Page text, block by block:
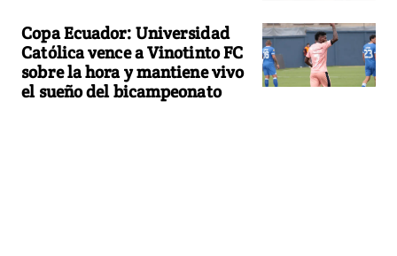
Copa Ecuador: Universidad
Católica vence a Vinotinto FC
sobre la hora y mantiene vivo
el sueño del bicampeonato